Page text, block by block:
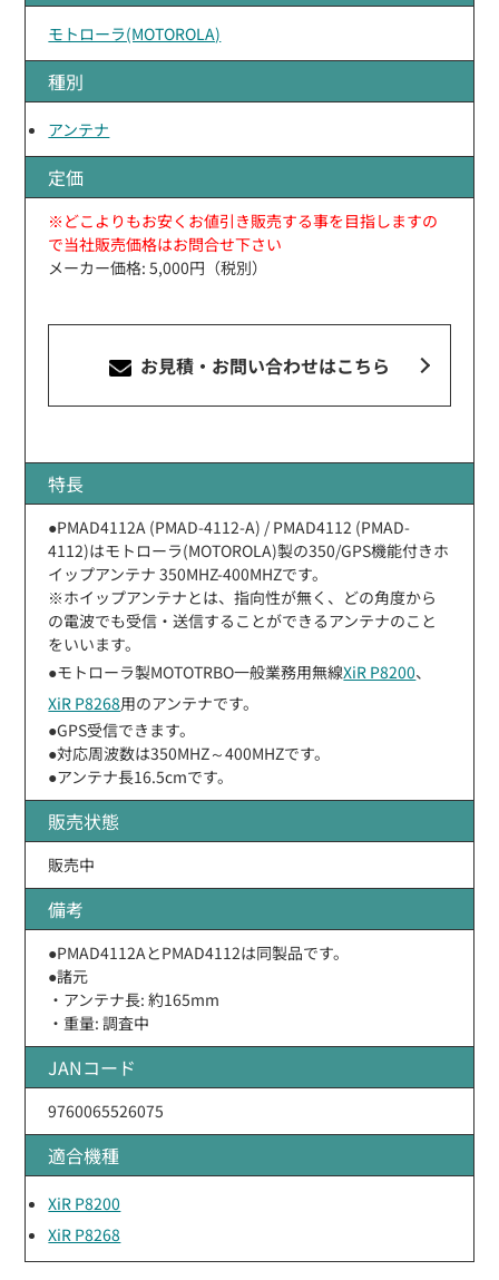
モトローラ(MOTOROLA)
種別
アンテナ
定価
※どこよりもお安くお値引き販売する事を目指しますの
で当社販売価格はお問合せ下さい
メーカー価格: 5,000円（税別）
お見積・お問い合わせはこちら
特長
●PMAD4112A (PMAD-4112-A) / PMAD4112 (PMAD-
4112)はモトローラ(MOTOROLA)製の350/GPS機能付きホ
イップアンテナ 350MHZ-400MHZです。
※ホイップアンテナとは、指向性が無く、どの角度から
の電波でも受信・送信することができるアンテナのこと
をいいます。
●モトローラ製MOTOTRBO一般業務用無線XiR P8200、
XiR P8268用のアンテナです。
●GPS受信できます。
●対応周波数は350MHZ～400MHZです。
●アンテナ長16.5cmです。
販売状態
販売中
備考
●PMAD4112AとPMAD4112は同製品です。
●諸元
・アンテナ長: 約165mm
・重量: 調査中
JANコード
9760065526075
適合機種
XiR P8200
XiR P8268